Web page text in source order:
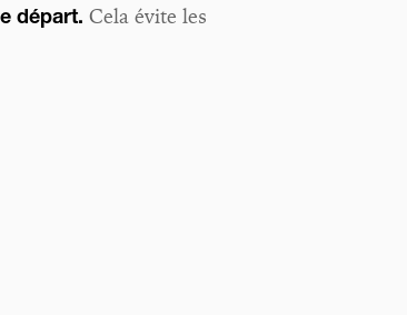
départ. Cela évite les